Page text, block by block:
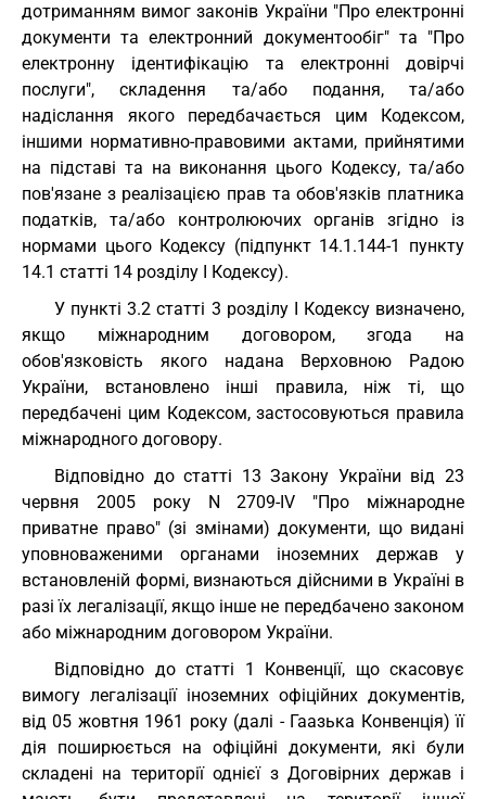
дотриманням вимог законів України "Про електронні
документи та електронний документообіг" та "Про
електронну ідентифікацію та електронні довірчі
послуги", складення та/або подання, та/або
надіслання якого передбачається цим Кодексом,
іншими нормативно-правовими актами, прийнятими
на підставі та на виконання цього Кодексу, та/або
пов'язане з реалізацією прав та обов'язків платника
податків, та/або контролюючих органів згідно із
нормами цього Кодексу (підпункт 14.1.144-1 пункту
14.1 статті 14 розділу I Кодексу).
У пункті 3.2 статті 3 розділу I Кодексу визначено,
якщо міжнародним договором, згода на
обов'язковість якого надана Верховною Радою
України, встановлено інші правила, ніж ті, що
передбачені цим Кодексом, застосовуються правила
міжнародного договору.
Відповідно до статті 13 Закону України від 23
червня 2005 року N 2709-IV "Про міжнародне
приватне право" (зі змінами) документи, що видані
уповноваженими органами іноземних держав у
встановленій формі, визнаються дійсними в Україні в
разі їх легалізації, якщо інше не передбачено законом
або міжнародним договором України.
Відповідно до статті 1 Конвенції, що скасовує
вимогу легалізації іноземних офіційних документів,
від 05 жовтня 1961 року (далі - Гаазька Конвенція) її
дія поширюється на офіційні документи, які були
складені на території однієї з Договірних держав і